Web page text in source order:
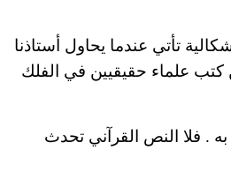
تأتي عندما يحاول أستاذنا
كتب علماء حقيقيين في الفلك
. فلا النص القرآني تحدث